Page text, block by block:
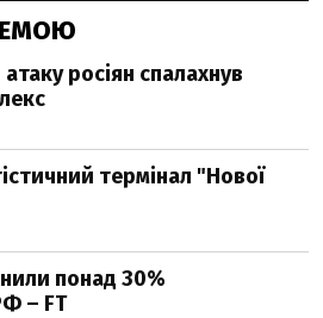
росіян спалахнув
термінал "Нової
понад 30%
– FT